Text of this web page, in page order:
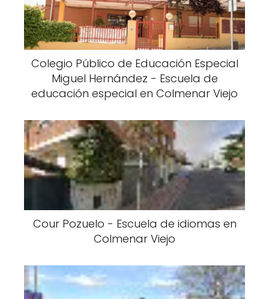
Colegio Público de Educación Especial
Miguel Hernández - Escuela de
educación especial en Colmenar Viejo
Cour Pozuelo - Escuela de idiomas en
Colmenar Viejo